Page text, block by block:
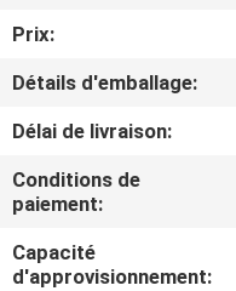
VISITE
D'USINE
CONTRÔLE
DE
QUALITÉ
Prix:
Détails d'emballage:
Délai de livraison:
Conditions de
paiement:
Capacité
d'approvisionnement: